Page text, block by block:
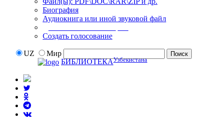
Биография
Аудиокнига или иной звуковой файл
Создать голосование
UZ
Мир
БИБЛИОТЕКАУзбекистана